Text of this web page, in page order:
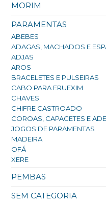
MORIM
PARAMENTAS
ABEBES
ADAGAS, MACHADOS E
ADJAS
AROS
BRACELETES E PULSEIRAS
CABO PARA ERUEXIM
CHAVES
CHIFRE CASTROADO
COROAS, CAPACETES E
JOGOS DE PARAMENTAS
MADEIRA
OFÁ
XERE
PEMBAS
SEM CATEGORIA